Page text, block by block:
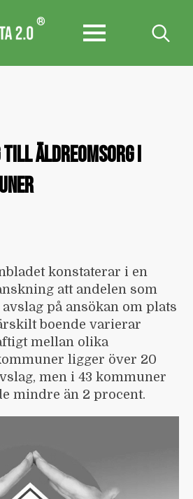
®
ÄLDREOMSORG I
konstaterar i en
att andelen som
på ansökan om plats
boende varierar
mellan olika
ligger över 20
men i 43 kommuner
mindre än 2 procent.